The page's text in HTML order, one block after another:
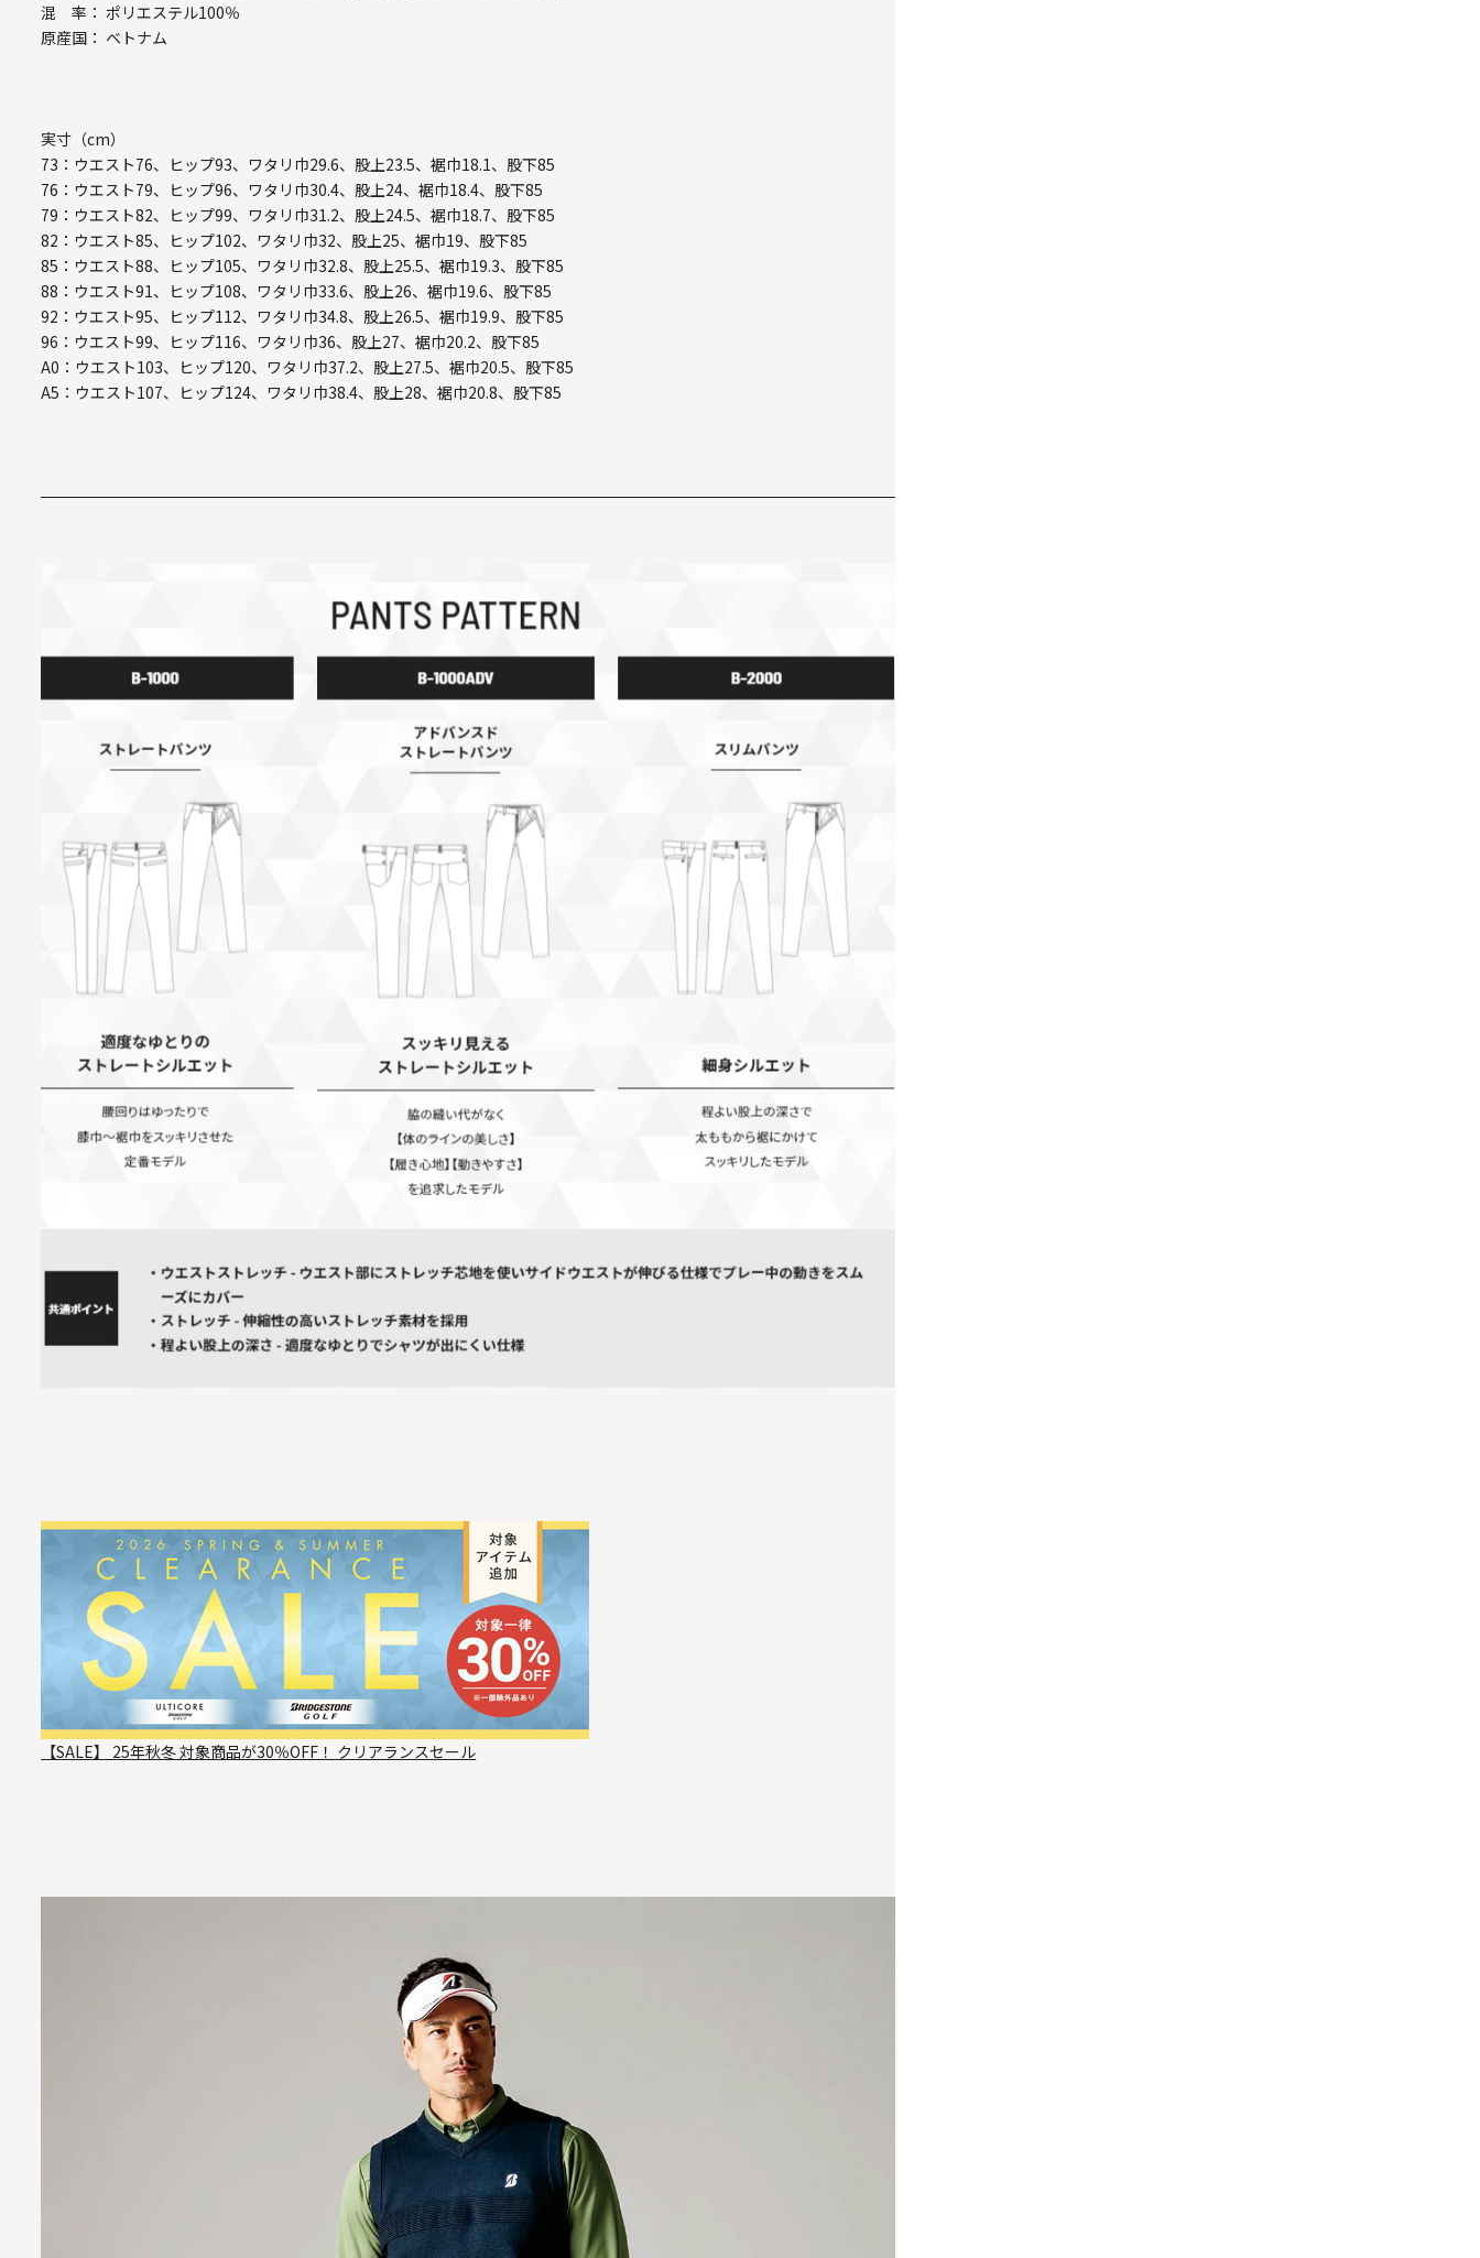
混 率： ポリエステル100％
原産国： ベトナム
実寸（cm）
73：ウエスト76、ヒップ93、ワタリ巾29.6、股上23.5、裾巾18.1、股下85
76：ウエスト79、ヒップ96、ワタリ巾30.4、股上24、裾巾18.4、股下85
79：ウエスト82、ヒップ99、ワタリ巾31.2、股上24.5、裾巾18.7、股下85
82：ウエスト85、ヒップ102、ワタリ巾32、股上25、裾巾19、股下85
85：ウエスト88、ヒップ105、ワタリ巾32.8、股上25.5、裾巾19.3、股下85
88：ウエスト91、ヒップ108、ワタリ巾33.6、股上26、裾巾19.6、股下85
92：ウエスト95、ヒップ112、ワタリ巾34.8、股上26.5、裾巾19.9、股下85
96：ウエスト99、ヒップ116、ワタリ巾36、股上27、裾巾20.2、股下85
A0：ウエスト103、ヒップ120、ワタリ巾37.2、股上27.5、裾巾20.5、股下85
A5：ウエスト107、ヒップ124、ワタリ巾38.4、股上28、裾巾20.8、股下85
【SALE】 25年秋冬 対象商品が30％OFF！ クリアランスセール